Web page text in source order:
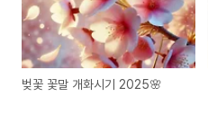
벚꽃 꽃말 개화시기 2025🌸